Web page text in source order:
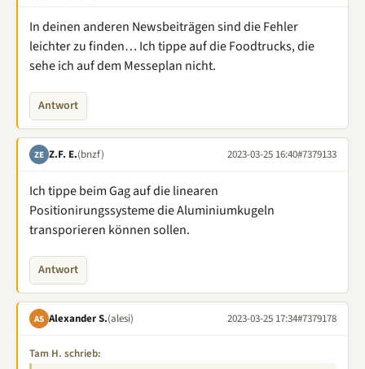
In deinen anderen Newsbeiträgen sind die Fehler
leichter zu finden… Ich tippe auf die Foodtrucks, die
sehe ich auf dem Messeplan nicht.
Antwort
ZE Z.F. E.(bnzf) 2023-03-25 16:40#7379133
Ich tippe beim Gag auf die linearen
Positionirungssysteme die Aluminiumkugeln
transporieren können sollen.
Antwort
AS Alexander S.(alesi) 2023-03-25 17:34#7379178
Tam H. schrieb: